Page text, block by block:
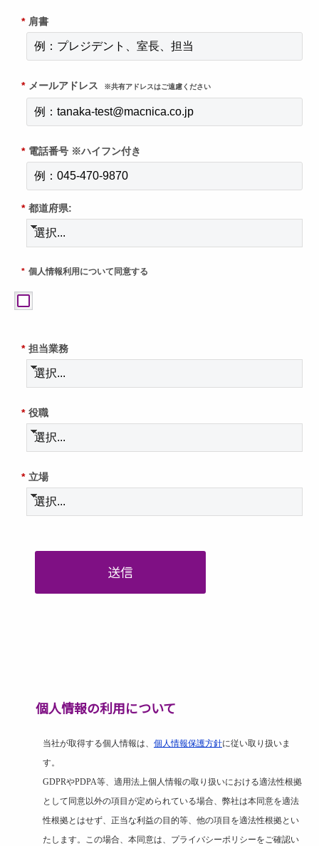
* 肩書
* メールアドレス ※共有アドレスはご遠慮ください
* 電話番号 ※ハイフン付き
* 都道府県:
* 個人情報利用について同意する
* 担当業務
* 役職
* 立場
送信
個人情報の利用について
当社が取得する個人情報は、 個人情報保護方針に従い取り扱いま
す。
GDPRやPDPA等、適用法上個人情報の取り扱いにおける適法性根拠
として同意以外の項目が定められている場合、弊社は本同意を適法
性根拠とはせず、正当な利益の目的等、他の項目を適法性根拠とい
たします。この場合、本同意は、プライバシーポリシーをご確認い